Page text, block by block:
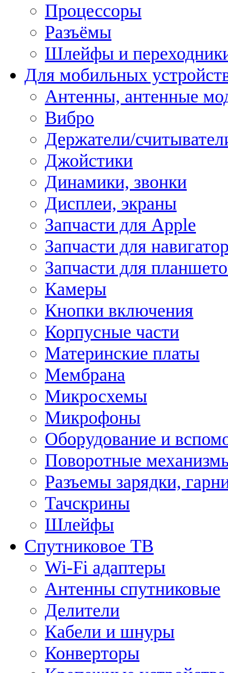
Процессоры
Разъёмы
Шлейфы и
Для мобильных
Антенны, антенные
Вибро
Держатели/
Джойстики
Динамики, звонки
Дисплеи, экраны
Запчасти для Apple
Запчасти для
Запчасти для
Камеры
Кнопки включения
Корпусные части
Материнские платы
Мембрана
Микросхемы
Микрофоны
Оборудование и
Поворотные
Разъемы зарядки,
Тачскрины
Шлейфы
Спутниковое ТВ
Wi-Fi адаптеры
Антенны спутниковые
Делители
Кабели и шнуры
Конверторы